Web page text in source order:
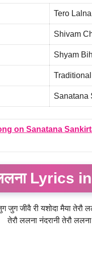
Tero Lalna
Shivam
Shyam
Traditional
Sanatana
on Sanatana
Lyrics
जुग जीवै री यशोदा मैया तेरौ
तेरौ ललना नंदरानी तेरौ ललना